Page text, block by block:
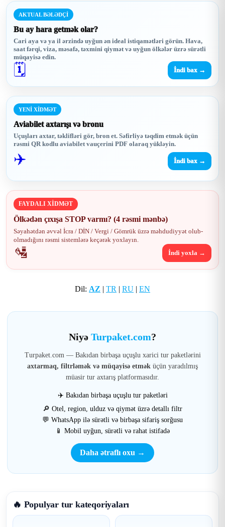
AKTUAL BƏLƏDÇİ
Bu ay hara getmək olar?
Cari aya və ya il ərzində uyğun ən ideal istiqamətləri görün. Hava,
saat fərqi, viza, məsafə, təxmini qiymət və uyğun ölkələr üzrə sürətli
müqayisə edin.
🗓️ İndi bax →
YENİ XİDMƏT
Aviabilet axtarışı və bronu
Uçuşları axtar, təklifləri gör, bron et. Səfirliyə təqdim etmək üçün
rəsmi QR kodlu aviabilet vauçerini PDF olaraq yükləyin.
✈️ İndi bax →
FAYDALI XİDMƏT
Ölkədən çıxışa STOP varmı? (4 rəsmi mənbə)
Səyahətdən əvvəl İcra / DİN / Vergi / Gömrük üzrə məhdudiyyət olub-
olmadığını rəsmi sistemlərə keçərək yoxlayın.
🛂 İndi yoxla →
Dil: AZ | TR | RU | EN
Niyə Turpaket.com?
Turpaket.com — Bakıdan birbaşa uçuşlu xarici tur paketlərini
axtarmaq, filtrləmək və müqayisə etmək üçün yaradılmış
müasir tur axtarış platformasıdır.
✈️ Bakıdan birbaşa uçuşlu tur paketləri
🔎 Otel, region, ulduz və qiymət üzrə detallı filtr
💬 WhatsApp ilə sürətli və birbaşa sifariş sorğusu
📱 Mobil uyğun, sürətli və rahat istifadə
Daha ətraflı oxu →
🔥 Populyar tur kateqoriyaları